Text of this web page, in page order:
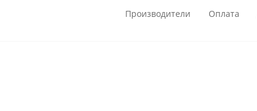
Производители Оплата